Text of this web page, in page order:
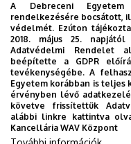
A Debreceni
rendelkezésére bocsátott,
védelmét. Ezúton
2018. május 25.
Adatvédelmi Rendelet
beépítette a GDPR
tevékenységébe. A
Egyetem korábban is
érvényben lévő
követve frissítettük
alábbi linkre kattintva
Kancellária WAV Központ